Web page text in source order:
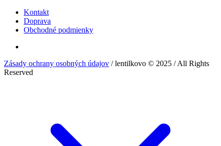
Kontakt
Doprava
Obchodné podmienky
Zásady ochrany osobných údajov / lentilkovo © 2025 / All Rights
Reserved